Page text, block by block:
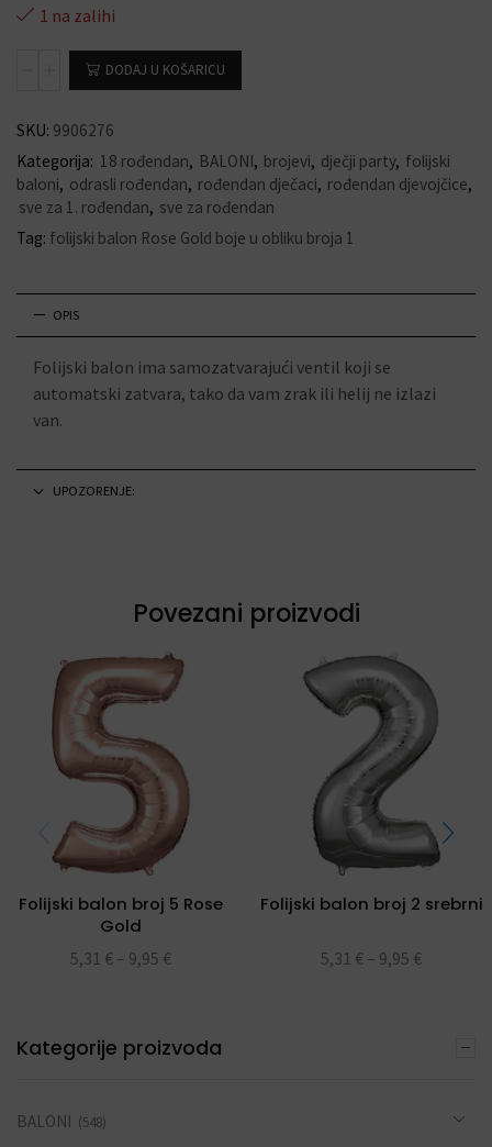
1 na zalihi
DODAJ U KOŠARICU
SKU: 9906276
Kategorija: 18 rođendan, BALONI, brojevi, dječji party, folijski
baloni, odrasli rođendan, rođendan dječaci, rođendan djevojčice,
sve za 1. rođendan, sve za rođendan
Tag: folijski balon Rose Gold boje u obliku broja 1
OPIS
Folijski balon ima samozatvarajući ventil koji se
automatski zatvara, tako da vam zrak ili helij ne izlazi
van.
UPOZORENJE:
Povezani proizvodi
Folijski balon broj 5 Rose
Gold
5,31 € – 9,95 €
Folijski balon broj 2 srebrni
5,31 € – 9,95 €
Kategorije proizvoda
BALONI (548)